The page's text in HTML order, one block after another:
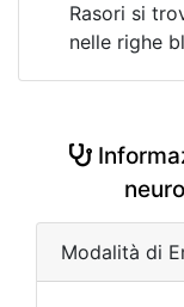
Rasori si
nelle righe
Modalità di